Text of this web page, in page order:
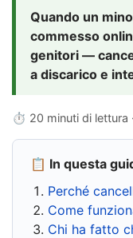
Quando un
commesso
genitori —
a discarico e
⏱ 20 minuti di lettura
📋 In questa
Perché
Come
Chi ha fatto